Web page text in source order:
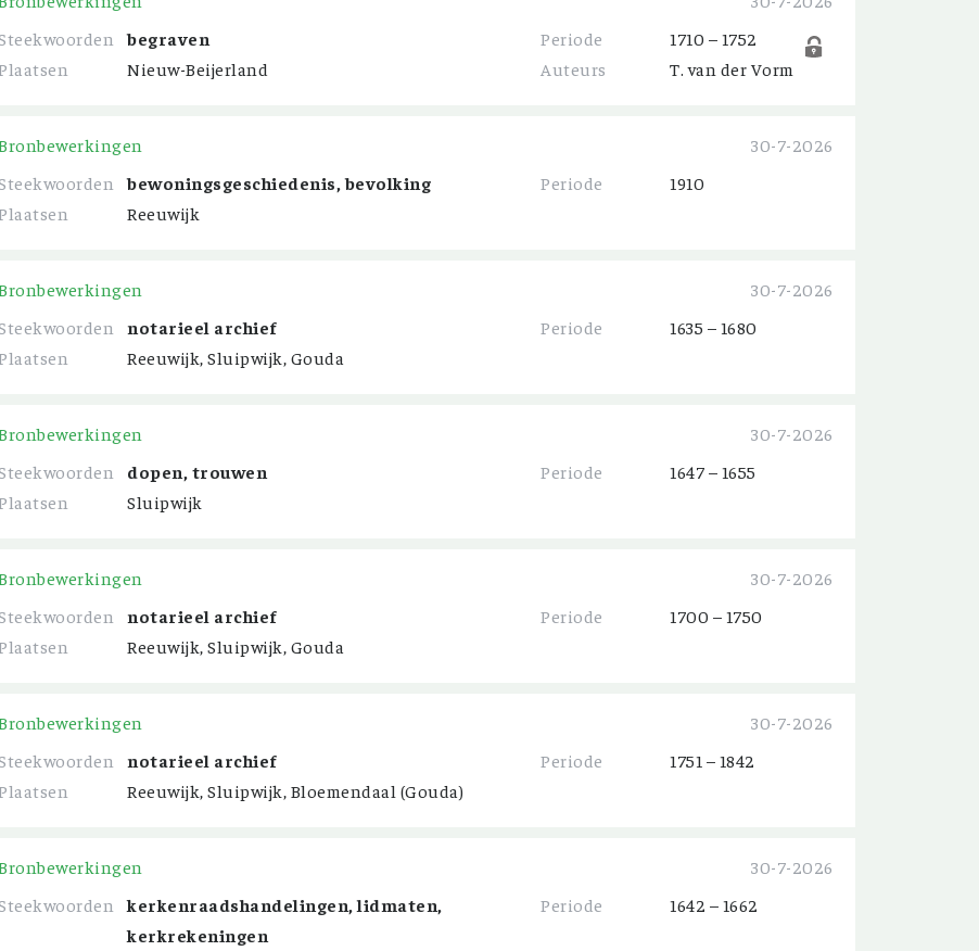
begraven Periode
1710 – 1752
Nieuw-Beijerland Auteurs T. van der Vorm
30-7-2026
bewoningsgeschiedenis, bevolking Periode
1910
Reeuwijk
30-7-2026
notarieel archief Periode
1635 – 1680
Reeuwijk, Sluipwijk, Gouda
30-7-2026
dopen, trouwen Periode
1647 – 1655
Sluipwijk
30-7-2026
notarieel archief Periode
1700 – 1750
Reeuwijk, Sluipwijk, Gouda
30-7-2026
notarieel archief Periode
1751 – 1842
Reeuwijk, Sluipwijk, Bloemendaal (Gouda)
30-7-2026
kerkenraadshandelingen, lidmaten,
kerkrekeningen
Periode 1642 – 1662